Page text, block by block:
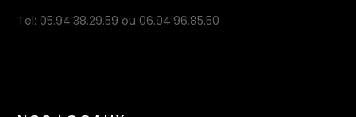
Tel: 05.94.38.29.59 ou 06.94.96.85.50